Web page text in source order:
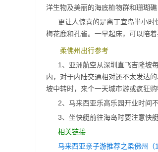
洋生物及美丽的海底植物群和珊瑚
更让人惊喜的是离丁宜岛半小
梅花鹿和孔雀。一早起床，可以陪
柔佛州出行参考
1、亚洲航空从深圳直飞吉隆坡
内，对于内陆交通相对还不太发达
坡中转时，来个一天城市游或疯狂购
2、马来西亚乐高乐园开业时间
3、坐快艇前往海岛时要注意快
相关链接
马来西亚亲子游推荐之柔佛州（1